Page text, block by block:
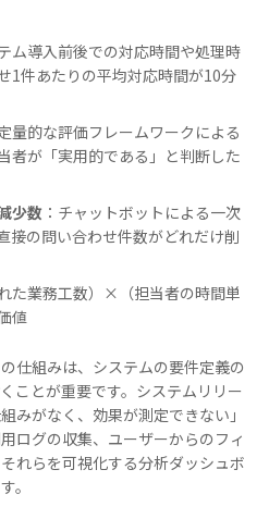
ム導入前後での対応時間や処理時
1件あたりの平均対応時間が10分
量的な評価フレームワークによる
者が「実用的である」と判断した
少数 ：チャットボットによる一次
接の問い合わせ件数がどれだけ削
た業務工数）×（担当者の時間単
値
仕組みは、システムの要件定義の
ことが重要です。システムリリー
みがなく、効果が測定できない」
ログの収集、ユーザーからのフィ
れらを可視化する分析ダッシュボ
。